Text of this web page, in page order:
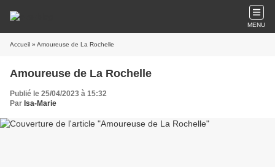
MENU
Accueil » Amoureuse de La Rochelle
Amoureuse de La Rochelle
Publié le 25/04/2023 à 15:32
Par Isa-Marie